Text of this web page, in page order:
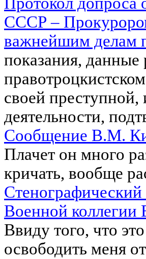
СССР –
важнейшим
показания, данные
своей преступной,
деятельности,
Сообщение В.М.
Плачет он много
кричать, вообще
Стенографический
Военной коллегии
Ввиду того, что
освободить меня